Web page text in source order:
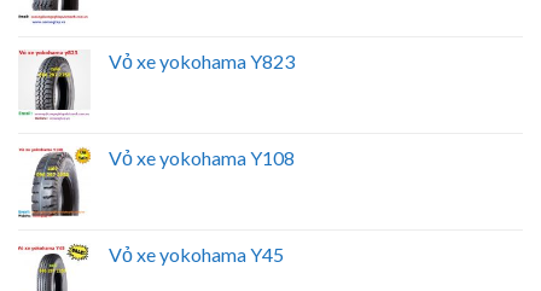
Vỏ xe yokohama Y823
Vỏ xe yokohama Y108
Vỏ xe yokohama Y45